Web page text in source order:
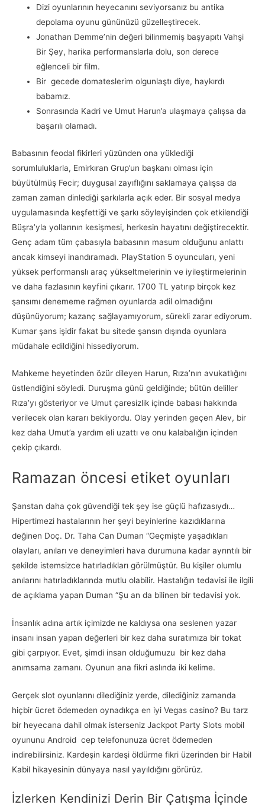
Dizi oyunlarının heyecanını seviyorsanız bu antika
depolama oyunu gününüzü güzelleştirecek.
Jonathan Demme’nin değeri bilinmemiş başyapıtı Vahşi
Bir Şey, harika performanslarla dolu, son derece
eğlenceli bir film.
Bir gecede domateslerim olgunlaştı diye, haykırdı
babamız.
Sonrasında Kadri ve Umut Harun’a ulaşmaya çalışsa da
başarılı olamadı.
Babasının feodal fikirleri yüzünden ona yüklediği
sorumluluklarla, Emirkıran Grup’un başkanı olması için
büyütülmüş Fecir; duygusal zayıflığını saklamaya çalışsa da
zaman zaman dinlediği şarkılarla açık eder. Bir sosyal medya
uygulamasında keşfettiği ve şarkı söyleyişinden çok etkilendiği
Büşra’yla yollarının kesişmesi, herkesin hayatını değiştirecektir.
Genç adam tüm çabasıyla babasının masum olduğunu anlattı
ancak kimseyi inandıramadı. PlayStation 5 oyuncuları, yeni
yüksek performanslı araç yükseltmelerinin ve iyileştirmelerinin
ve daha fazlasının keyfini çıkarır. 1700 TL yatırıp birçok kez
şansımı denememe rağmen oyunlarda adil olmadığını
düşünüyorum; kazanç sağlayamıyorum, sürekli zarar ediyorum.
Kumar şans işidir fakat bu sitede şansın dışında oyunlara
müdahale edildiğini hissediyorum.
Mahkeme heyetinden özür dileyen Harun, Rıza’nın avukatlığını
üstlendiğini söyledi. Duruşma günü geldiğinde; bütün deliller
Rıza’yı gösteriyor ve Umut çaresizlik içinde babası hakkında
verilecek olan kararı bekliyordu. Olay yerinden geçen Alev, bir
kez daha Umut’a yardım eli uzattı ve onu kalabalığın içinden
çekip çıkardı.
Ramazan öncesi etiket oyunları
Şanstan daha çok güvendiği tek şey ise güçlü hafızasıydı…
Hipertimezi hastalarının her şeyi beyinlerine kazıdıklarına
değinen Doç. Dr. Taha Can Duman “Geçmişte yaşadıkları
olayları, anıları ve deneyimleri hava durumuna kadar ayrıntılı bir
şekilde istemsizce hatırladıkları görülmüştür. Bu kişiler olumlu
anılarını hatırladıklarında mutlu olabilir. Hastalığın tedavisi ile ilgili
de açıklama yapan Duman “Şu an da bilinen bir tedavisi yok.
İnsanlık adına artık içimizde ne kaldıysa ona seslenen yazar
insanı insan yapan değerleri bir kez daha suratımıza bir tokat
gibi çarpıyor. Evet, şimdi insan olduğumuzu bir kez daha
anımsama zamanı. Oyunun ana fikri aslında iki kelime.
Gerçek slot oyunlarını dilediğiniz yerde, dilediğiniz zamanda
hiçbir ücret ödemeden oynadıkça en iyi Vegas casino? Bu tarz
bir heyecana dahil olmak isterseniz Jackpot Party Slots mobil
oyununu Android cep telefonunuza ücret ödemeden
indirebilirsiniz. Kardeşin kardeşi öldürme fikri üzerinden bir Habil
Kabil hikayesinin dünyaya nasıl yayıldığını görürüz.
İzlerken Kendinizi Derin Bir Çatışma İçinde